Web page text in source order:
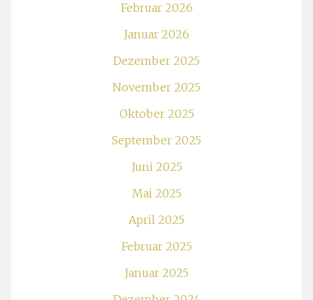
Februar 2026
Januar 2026
Dezember 2025
November 2025
Oktober 2025
September 2025
Juni 2025
Mai 2025
April 2025
Februar 2025
Januar 2025